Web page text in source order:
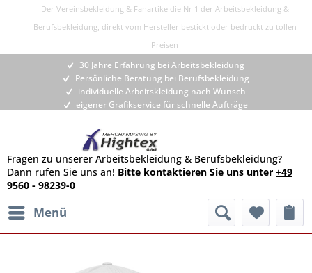
Der Vereinsbekleidung & Fanartike die Nr 1 der Arbeitsbekleidung &
Berufsbekleidung, direkt vom Hersteller bestickt oder bedruckt zu tollen
Preisen
30 Jahre Erfahrung bei Arbeitsbekleidung
Persönliche Beratung bei Berufsbekleidung
individuelle Arbeitskleidung nach Wunsch
eigener Grafikservice für schnelle Aufträge
Fragen zu unserer Arbeitsbekleidung & Berufsbekleidung?
Dann rufen Sie uns an! Bitte kontaktieren Sie uns unter +49
9560 - 98239-0
Menü